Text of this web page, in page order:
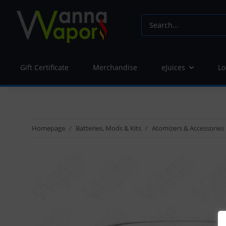
Gift Certificate Merchandise eJuices
Homepage Batteries, Mods & Kits Atomizers & Accessories